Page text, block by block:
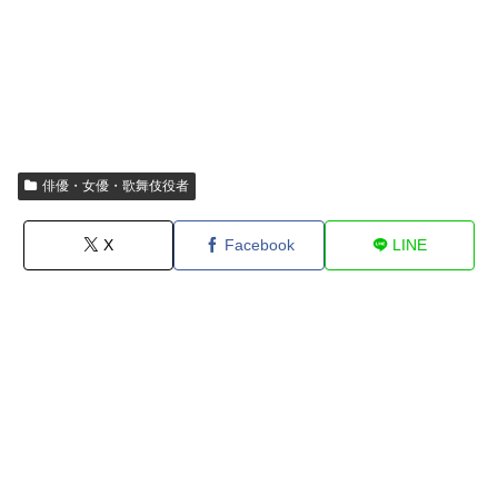
俳優・女優・歌舞伎役者
X Facebook LINE